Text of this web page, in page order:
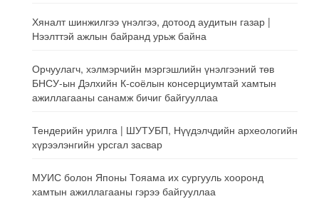
Хяналт шинжилгээ үнэлгээ, дотоод аудитын газар |
Нээлттэй ажлын байранд урьж байна
Орчуулагч, хэлмэрчийн мэргэшлийн үнэлгээний төв
БНСУ-ын Дэлхийн К-соёлын консерциумтай хамтын
ажиллагааны санамж бичиг байгууллаа
Тендерийн урилга | ШУТУБП, Нүүдэлчдийн археологийн
хүрээлэнгийн урсгал засвар
МУИС болон Японы Тояама их сургууль хооронд
хамтын ажиллагааны гэрээ байгууллаа